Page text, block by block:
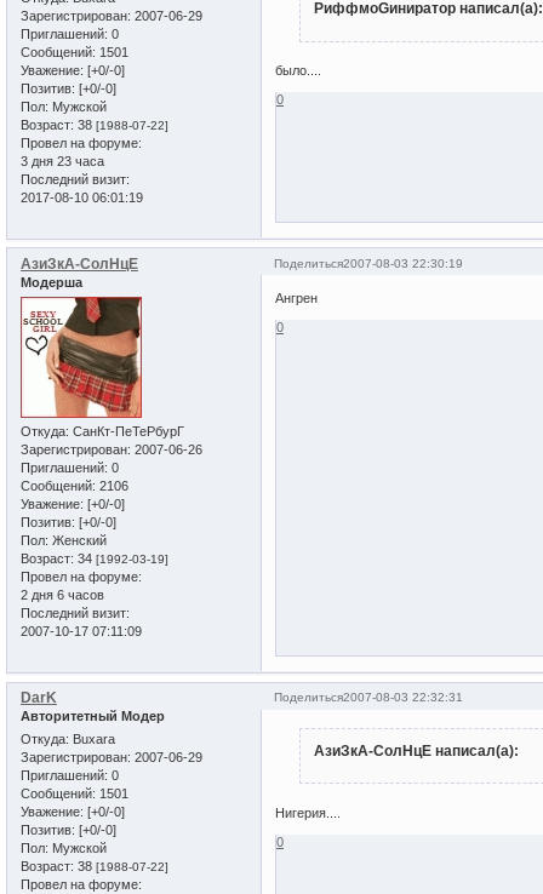
Зарегистрирован: 2007-06-29
Приглашений: 0
Сообщений: 1501
Уважение: [+0/-0]
Позитив: [+0/-0]
Пол: Мужской
Возраст: 38 [1988-07-22]
Провел на форуме:
3 дня 23 часа
Последний визит:
2017-08-10 06:01:19
РиффмоGиниратор написал(а):
было....
0
Поделиться2007-08-03 22:30:19
АзиЗкА-СолНцЕ
Модерша
Откуда: СанКт-ПеТеРбурГ
Зарегистрирован: 2007-06-26
Приглашений: 0
Сообщений: 2106
Уважение: [+0/-0]
Позитив: [+0/-0]
Пол: Женский
Возраст: 34 [1992-03-19]
Провел на форуме:
2 дня 6 часов
Последний визит:
2007-10-17 07:11:09
Ангрен
0
Поделиться2007-08-03 22:32:31
DarK
Авторитетный Модер
Откуда: Buxara
Зарегистрирован: 2007-06-29
Приглашений: 0
Сообщений: 1501
Уважение: [+0/-0]
Позитив: [+0/-0]
Пол: Мужской
Возраст: 38 [1988-07-22]
Провел на форуме:
АзиЗкА-СолНцЕ написал(а):
Нигерия....
0